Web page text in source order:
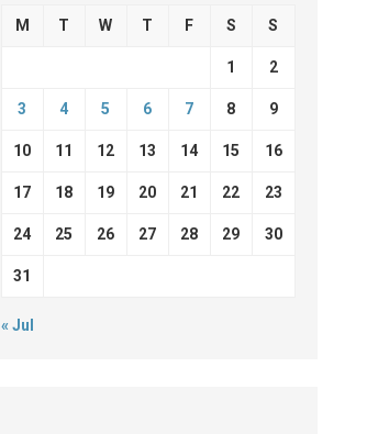
M T W T F S S
1 2
3 4 5 6 7 8 9
10 11 12 13 14 15 16
17 18 19 20 21 22 23
24 25 26 27 28 29 30
31
« Jul